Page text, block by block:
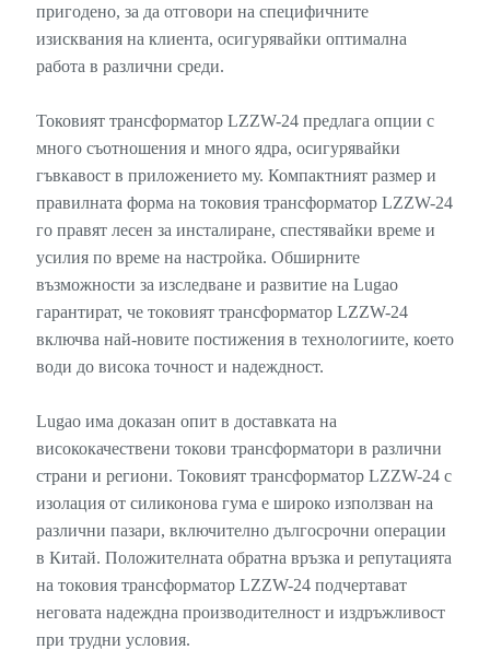
пригодено, за да отговори на специфичните
изисквания на клиента, осигурявайки оптимална
работа в различни среди.
Токовият трансформатор LZZW-24 предлага опции с
много съотношения и много ядра, осигурявайки
гъвкавост в приложението му. Компактният размер и
правилната форма на токовия трансформатор LZZW-24
го правят лесен за инсталиране, спестявайки време и
усилия по време на настройка. Обширните
възможности за изследване и развитие на Lugao
гарантират, че токовият трансформатор LZZW-24
включва най-новите постижения в технологиите, което
води до висока точност и надеждност.
Lugao има доказан опит в доставката на
висококачествени токови трансформатори в различни
страни и региони. Токовият трансформатор LZZW-24 с
изолация от силиконова гума е широко използван на
различни пазари, включително дългосрочни операции
в Китай. Положителната обратна връзка и репутацията
на токовия трансформатор LZZW-24 подчертават
неговата надеждна производителност и издръжливост
при трудни условия.